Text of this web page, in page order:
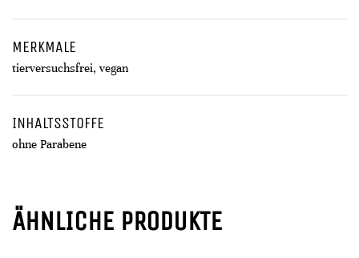
MERKMALE
tierversuchsfrei, vegan
INHALTSSTOFFE
ohne Parabene
ÄHNLICHE PRODUKTE